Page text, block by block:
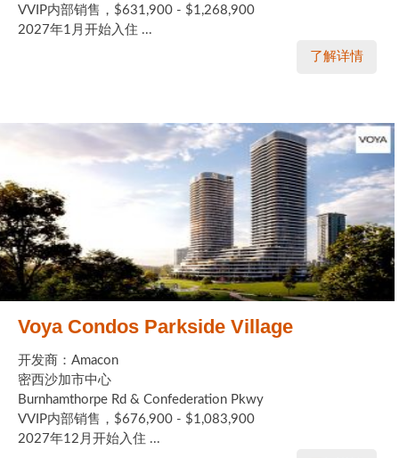
VVIP内部销售，$631,900 - $1,268,900
2027年1月开始入住 ...
了解详情
Voya Condos Parkside Village
开发商：Amacon
密西沙加市中心
Burnhamthorpe Rd & Confederation Pkwy
VVIP内部销售，$676,900 - $1,083,900
2027年12月开始入住 ...